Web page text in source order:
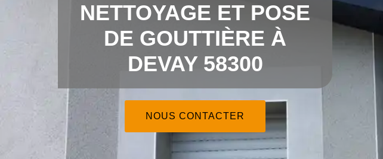
NETTOYAGE ET POSE
DE GOUTTIÈRE À
DEVAY 58300
NOUS CONTACTER